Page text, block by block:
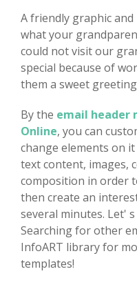
A friendly graphic
what your
could not visit our
special because of
them a sweet
By the email header
Online, you can
change elements on
text content, images,
composition in order
then create an
several minutes. Let'
Searching for other
InfoART library for
templates!